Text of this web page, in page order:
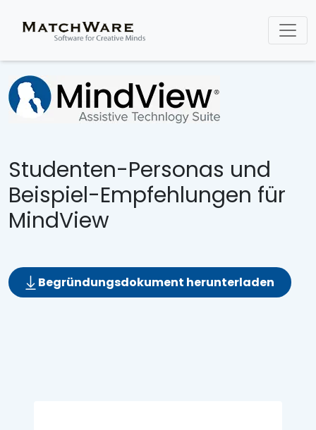
Studenten-Personas und
Beispiel-Empfehlungen für
MindView
Begründungsdokument herunterladen